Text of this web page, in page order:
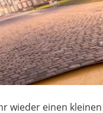
wieder einen